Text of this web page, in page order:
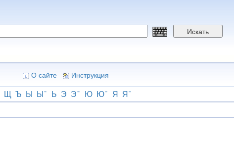
Искать
О сайте Инструкция
Щ Ъ Ы Ы Ь Э Э Ю Ю Я Я